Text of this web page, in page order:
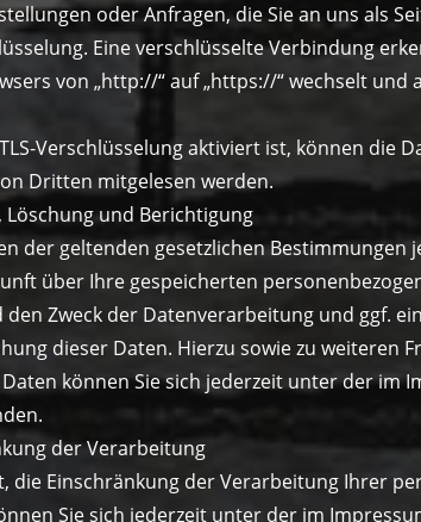
oder Anfragen, die Sie an uns als
Eine verschlüsselte Verbindung
von „http://“ auf „https://“ wechselt und
Verschlüsselung aktiviert ist, können die
Dritten mitgelesen werden.
und Berichtigung
der geltenden gesetzlichen Bestimmungen
über Ihre gespeicherten
Zweck der Datenverarbeitung und ggf.
dieser Daten. Hierzu sowie zu weiteren
können Sie sich jederzeit unter der im
der Verarbeitung
die Einschränkung der Verarbeitung Ihrer
Sie sich jederzeit unter der im